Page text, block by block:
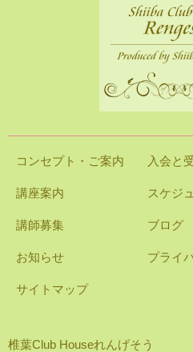
コンセプト・ご案内 入会と
講座案内 スケジ
講師募集 ブログ
お知らせ プライ
サイトマップ
椎葉Club Houseれんげそう